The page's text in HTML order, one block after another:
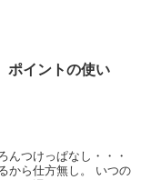
ポイントの使い
んつけっぱなし・・・
から仕方無し。 いつの